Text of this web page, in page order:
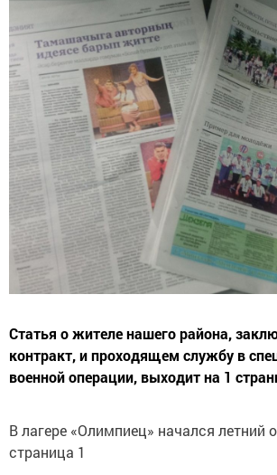
Статья о жителе нашего района,
контракт, и проходящем службу в
военной операции, выходит на 1
В лагере «Олимпиец» начался летний
страница 1